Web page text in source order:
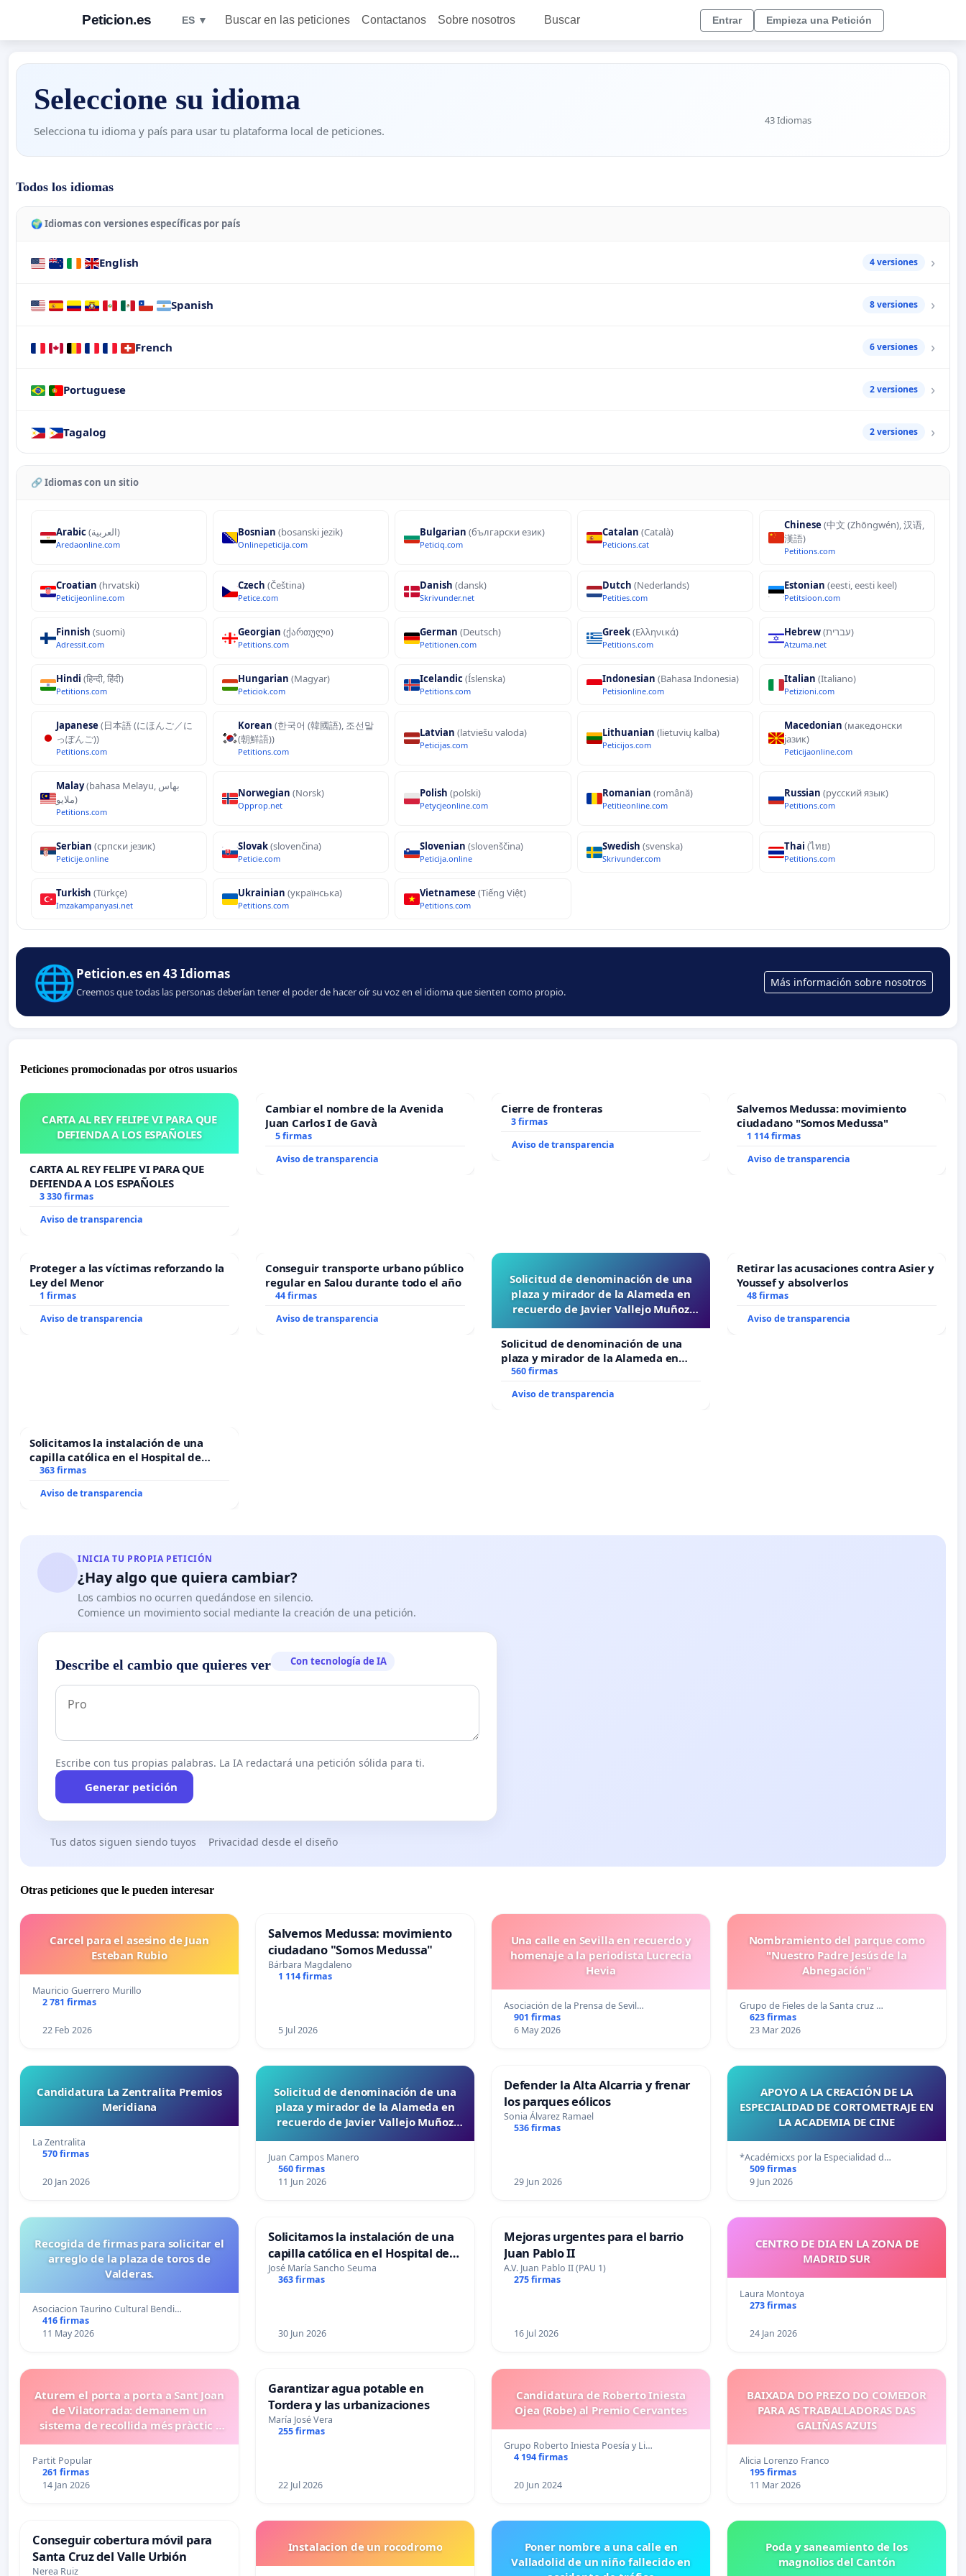
Peticion.es ES ▼ Buscar en las peticiones Contactanos Sobre nosotros Buscar Entrar Empieza una Petición
Seleccione su idioma
Selecciona tu idioma y país para usar tu plataforma local de peticiones.
43 Idiomas
Todos los idiomas
🌍 Idiomas con versiones específicas por país
English 4 versiones
Spanish 8 versiones
French 6 versiones
Portuguese 2 versiones
Tagalog 2 versiones
🔗 Idiomas con un sitio
Arabic (العربية)
Aredaonline.com
Bosnian(bosanski jezik)
Onlinepeticija.com
Bulgarian(български език)
Peticiq.com
Catalan (Català)
Peticions.cat
Chinese (中文 (Zhōngwén), 汉语,
漢語)
Petitions.com
Croatian (hrvatski)
Peticijeonline.com
Czech(Čeština)
Petice.com
Danish(dansk)
Skrivunder.net
Dutch (Nederlands)
Petities.com
Estonian (eesti, eesti keel)
Petitsioon.com
Finnish (suomi)
Adressit.com
Georgian(ქართული)
Petitions.com
German(Deutsch)
Petitionen.com
Greek(Ελληνικά)
Petitions.com
Hebrew (עברית)
Atzuma.net
Hindi (हिन्दी, हिंदी)
Petitions.com
Hungarian(Magyar)
Peticiok.com
Icelandic(Íslenska)
Petitions.com
Indonesian (Bahasa Indonesia)
Petisionline.com
Italian (Italiano)
Petizioni.com
Japanese (日本語 (にほんご／に
っぽんご))
Petitions.com
Korean(한국어 (韓國語), 조선말
(朝鮮語))
Petitions.com
Latvian(latviešu valoda)
Peticijas.com
Lithuanian (lietuvių kalba)
Peticijos.com
Macedonian (македонски
јазик)
Peticijaonline.com
Malay(bahasa Melayu, بهاس
ملايو‎)
Petitions.com
Norwegian(Norsk)
Opprop.net
Polish(polski)
Petycjeonline.com
Romanian (română)
Petitieonline.com
Russian (русский язык)
Petitions.com
Serbian (српски језик)
Peticije.online
Slovak(slovenčina)
Peticie.com
Slovenian(slovenščina)
Peticija.online
Swedish (svenska)
Skrivunder.com
Thai (ไทย)
Petitions.com
Turkish (Türkçe)
Imzakampanyasi.net
Ukrainian(українська)
Petitions.com
Vietnamese(Tiếng Việt)
Petitions.com
🌐Peticion.es en 43 Idiomas
Creemos que todas las personas deberían tener el poder de hacer oír su voz en el idioma que sienten como propio.
Más información sobre nosotros
Peticiones promocionadas por otros usuarios
CARTA AL REY FELIPE VI PARA QUE
DEFIENDA A LOS ESPAÑOLES
CARTA AL REY FELIPE VI PARA QUE
DEFIENDA A LOS ESPAÑOLES
3 330 firmas
Aviso de transparencia
Cambiar el nombre de la Avenida
Juan Carlos I de Gavà
5 firmas
Aviso de transparencia
Cierre de fronteras
3 firmas
Aviso de transparencia
Salvemos Medussa: movimiento
ciudadano "Somos Medussa"
1 114 firmas
Aviso de transparencia
Proteger a las víctimas reforzando la
Ley del Menor
1 firmas
Aviso de transparencia
Conseguir transporte urbano público
regular en Salou durante todo el año
44 firmas
Aviso de transparencia
Solicitud de denominación de una
plaza y mirador de la Alameda en
recuerdo de Javier Vallejo Muñoz
Solicitud de denominación de una
plaza y mirador de la Alameda en
recuerdo de Javier Vallejo Muñoz
560 firmas
Aviso de transparencia
Retirar las acusaciones contra Asier y
Youssef y absolverlos
48 firmas
Aviso de transparencia
Solicitamos la instalación de una
capilla católica en el Hospital de
Alcañiz
363 firmas
Aviso de transparencia
INICIA TU PROPIA PETICIÓN
¿Hay algo que quiera cambiar?
Los cambios no ocurren quedándose en silencio.
Comience un movimiento social mediante la creación de una petición.
Describe el cambio que quieres ver Con tecnología de IA
Escribe con tus propias palabras. La IA redactará una petición sólida para ti.
Generar petición
Tus datos siguen siendo tuyos Privacidad desde el diseño
Otras peticiones que le pueden interesar
Carcel para el asesino de Juan
Esteban Rubio
Mauricio Guerrero Murillo
2 781 firmas
22 Feb 2026
Salvemos Medussa: movimiento
ciudadano "Somos Medussa"
Bárbara Magdaleno
1 114 firmas
5 Jul 2026
Una calle en Sevilla en recuerdo y
homenaje a la periodista Lucrecia
Hevia
Asociación de la Prensa de Sevil…
901 firmas
6 May 2026
Nombramiento del parque como
"Nuestro Padre Jesús de la
Abnegación"
Grupo de Fieles de la Santa cruz …
623 firmas
23 Mar 2026
Candidatura La Zentralita Premios
Meridiana
La Zentralita
570 firmas
20 Jan 2026
Solicitud de denominación de una
plaza y mirador de la Alameda en
recuerdo de Javier Vallejo Muñoz
Juan Campos Manero
560 firmas
11 Jun 2026
Defender la Alta Alcarria y frenar
los parques eólicos
Sonia Álvarez Ramael
536 firmas
29 Jun 2026
APOYO A LA CREACIÓN DE LA
ESPECIALIDAD DE CORTOMETRAJE EN
LA ACADEMIA DE CINE
*Académicxs por la Especialidad d…
509 firmas
9 Jun 2026
Recogida de firmas para solicitar el
arreglo de la plaza de toros de
Valderas.
Asociacion Taurino Cultural Bendi…
416 firmas
11 May 2026
Solicitamos la instalación de una
capilla católica en el Hospital de
Alcañiz
José María Sancho Seuma
363 firmas
30 Jun 2026
Mejoras urgentes para el barrio
Juan Pablo II
A.V. Juan Pablo II (PAU 1)
275 firmas
16 Jul 2026
CENTRO DE DIA EN LA ZONA DE
MADRID SUR
Laura Montoya
273 firmas
24 Jan 2026
Aturem el porta a porta a Sant Joan
de Vilatorrada: demanem un
sistema de recollida més pràctic i
Partit Popular
261 firmas
14 Jan 2026
Garantizar agua potable en
Tordera y las urbanizaciones
María José Vera
255 firmas
22 Jul 2026
Candidatura de Roberto Iniesta
Ojea (Robe) al Premio Cervantes
Grupo Roberto Iniesta Poesía y Li…
4 194 firmas
20 Jun 2024
BAIXADA DO PREZO DO COMEDOR
PARA AS TRABALLADORAS DAS
GALIÑAS AZUIS
Alicia Lorenzo Franco
195 firmas
11 Mar 2026
Conseguir cobertura móvil para
Santa Cruz del Valle Urbión
Nerea Ruiz
Instalacion de un rocodromo
Poner nombre a una calle en
Valladolid de un niño fallecido en
Poda y saneamiento de los
magnolios del Cantón